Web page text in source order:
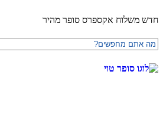
אקספרס סופר מהיר